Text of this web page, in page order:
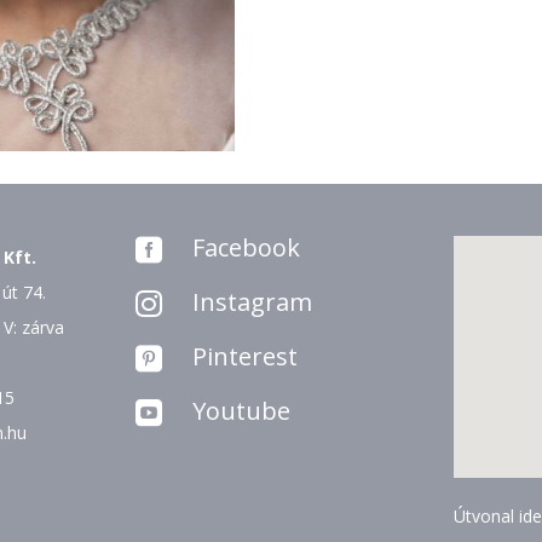
Kft.
74.
zárva
 Facebook
 Instagram
 Pinterest
 Youtube
Útvonal